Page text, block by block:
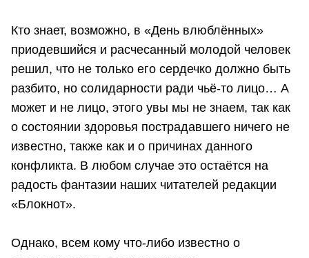
Кто знает, возможно, в «День влюблённых»
приодевшийся и расчесанный молодой человек
решил, что не только его сердечко должно быть
разбито, но солидарности ради чьё-то лицо… А
может и не лицо, этого увы мы не знаем, так как
о состоянии здоровья пострадавшего ничего не
известно, также как и о причинах данного
конфликта. В любом случае это остаётся на
радость фантазии наших читателей редакции
«Блокнот».
Однако, всем кому что-либо известно о